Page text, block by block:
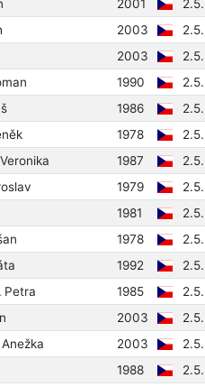
2001
2003
2003
1990
1986
1978
1987
1979
1981
1978
1992
Petra 1985
2003
2003
1988